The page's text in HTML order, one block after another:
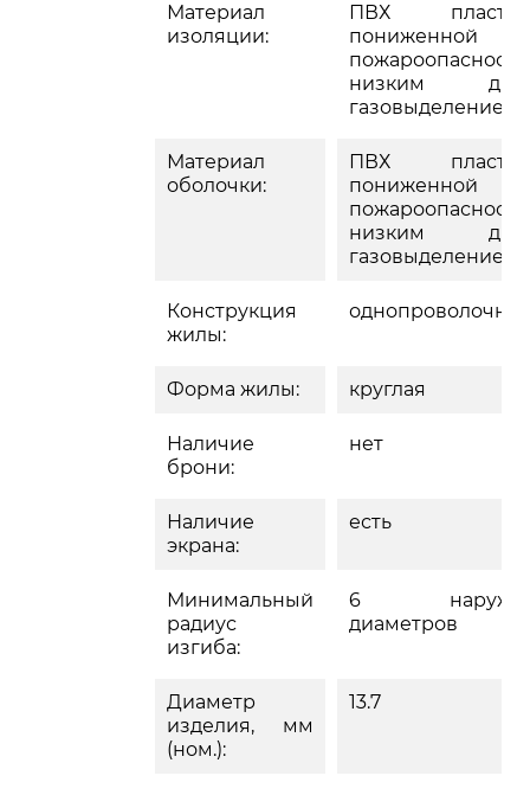
Материал
изоляции:
ПВХ
пониженной
низким
газовыделением
Материал
оболочки:
ПВХ
пониженной
низким
газовыделением
Конструкция
жилы:
однопроволочная
Форма жилы: круглая
Наличие
брони:
нет
Наличие
экрана:
есть
Минимальный
радиус
изгиба:
6
диаметров
Диаметр
изделия, мм
(ном.):
13.7